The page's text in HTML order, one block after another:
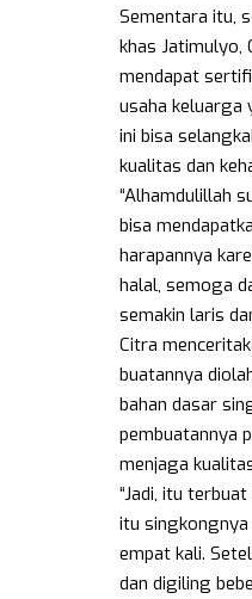
Sementara itu,
khas Jatimulyo,
mendapat
usaha keluarga
ini bisa
kualitas dan
“Alhamdulillah
bisa
harapannya
halal, semoga
semakin laris
Citra
buatannya
bahan dasar
pembuatannya
menjaga
“Jadi, itu
itu singkongnya
empat kali.
dan digiling